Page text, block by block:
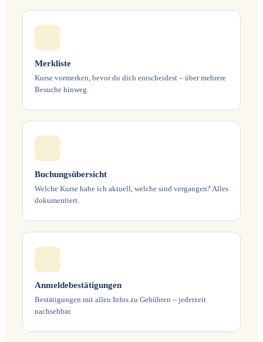
Merkliste
Kurse vormerken, bevor du dich entscheidest – über mehrere
Besuche hinweg.
Buchungsübersicht
Welche Kurse habe ich aktuell, welche sind vergangen? Alles
dokumentiert.
Anmeldebestätigungen
Bestätigungen mit allen Infos zu Gebühren – jederzeit
nachsehbar.